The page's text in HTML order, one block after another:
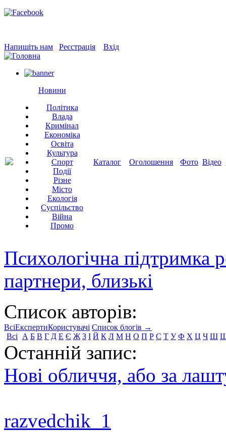
Напишіть нам Реєстрація Вхід
Новини
Політика
Влада
Кримінал
Економіка
Освіта
Культура
Спорт
Події
Різне
Місто
Екологія
Суспільство
Війна
Промо
Каталог Оголошення Фото Відео
Психологічна підтримка
партнери, близькі
Список авторів:
ВсіЕкспертиКористувачі Список блогів →
Всі
А Б В Г Д Е Є Ж З І Й К Л М Н О П Р С Т У Ф Х Ц Ч Ш
Останній запис:
Нові обличчя, або за
razvedchik_1